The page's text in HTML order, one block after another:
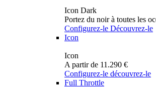
Icon Dark
Portez du noir à toutes les
Configurez-le Découvrez-le
Icon
Icon
A partir de 11.290 €
Configurez-le découvrez-le
Full Throttle